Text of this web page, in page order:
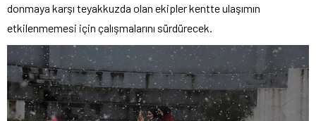
donmaya karşı teyakkuzda olan ekipler kentte ulaşımın
etkilenmemesi için çalışmalarını sürdürecek.